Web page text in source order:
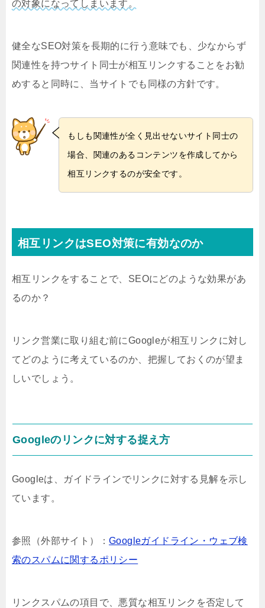
の対象になってしまいます。
健全なSEO対策を長期的に行う意味でも、少なからず
関連性を持つサイト同士が相互リンクすることをお勧
めすると同時に、当サイトでも同様の方針です。
もしも関連性が全く見出せないサイト同士の
場合、関連のあるコンテンツを作成してから
相互リンクするのが安全です。
相互リンクはSEO対策に有効なのか
相互リンクをすることで、SEOにどのような効果があ
るのか？
リンク営業に取り組む前にGoogleが相互リンクに対し
てどのように考えているのか、把握しておくのが望ま
しいでしょう。
Googleのリンクに対する捉え方
Googleは、ガイドラインでリンクに対する見解を示し
ています。
参照（外部サイト）： Googleガイドライン・ウェブ検
索のスパムに関するポリシー
リンクスパムの項目で、悪質な相互リンクを否定して